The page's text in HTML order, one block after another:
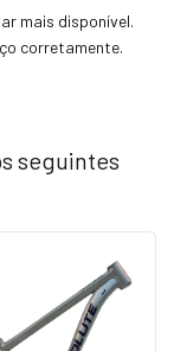
mais disponível.
corretamente.
seguintes